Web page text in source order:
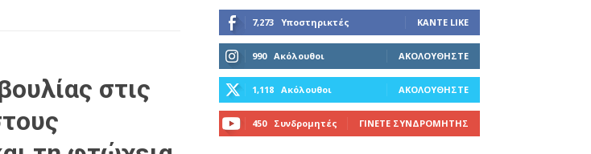
στις
7,273 Υποστηρικτές ΚΆΝΤΕ LIKE
990 Ακόλουθοι ΑΚΟΛΟΥΘΉΣΤΕ
1,118 Ακόλουθοι ΑΚΟΛΟΥΘΉΣΤΕ
450 Συνδρομητές ΓΊΝΕΤΕ ΣΥΝΔΡΟΜΗΤΉΣ